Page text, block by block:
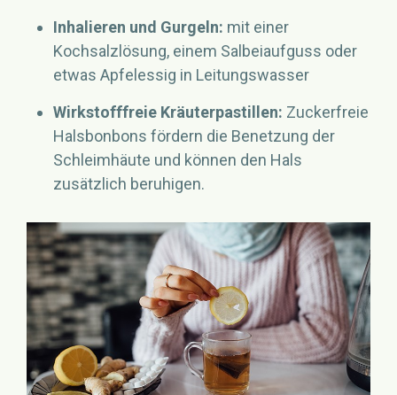
Inhalieren und Gurgeln: mit einer
Kochsalzlösung, einem Salbeiaufguss oder
etwas Apfelessig in Leitungswasser
Wirkstofffreie Kräuterpastillen: Zuckerfreie
Halsbonbons fördern die Benetzung der
Schleimhäute und können den Hals
zusätzlich beruhigen.